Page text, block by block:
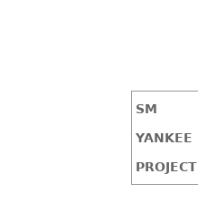
SM
YANKEE
PROJECT